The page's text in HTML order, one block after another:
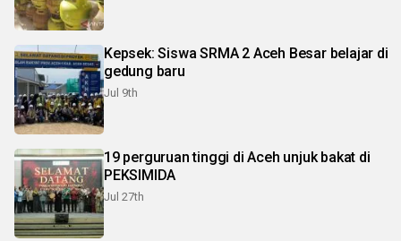
Kepsek: Siswa SRMA 2 Aceh Besar belajar di
gedung baru
Jul 9th
19 perguruan tinggi di Aceh unjuk bakat di
PEKSIMIDA
Jul 27th